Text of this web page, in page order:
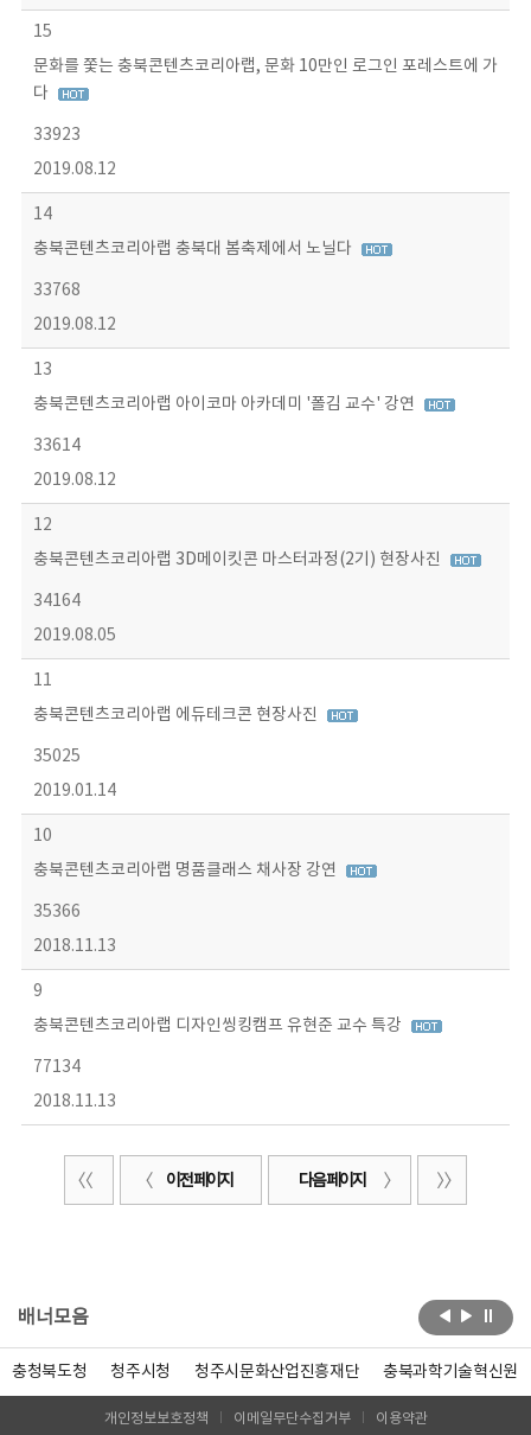
15
문화를 쫓는 충북콘텐츠코리아랩, 문화 10만인 로그인 포레스트에 가
다
33923
2019.08.12
14
충북콘텐츠코리아랩 충북대 봄축제에서 노닐다
33768
2019.08.12
13
충북콘텐츠코리아랩 아이코마 아카데미 '폴김 교수' 강연
33614
2019.08.12
12
충북콘텐츠코리아랩 3D메이킷콘 마스터과정(2기) 현장사진
34164
2019.08.05
11
충북콘텐츠코리아랩 에듀테크콘 현장사진
35025
2019.01.14
10
충북콘텐츠코리아랩 명품클래스 채사장 강연
35366
2018.11.13
9
충북콘텐츠코리아랩 디자인씽킹캠프 유현준 교수 특강
77134
2018.11.13
이전 페이지 다음 페이지
배너모음
충청북도청 청주시청 청주시문화산업진흥재단 충북과학기술혁신원
개인정보보호정책 이메일무단수집거부 이용약관